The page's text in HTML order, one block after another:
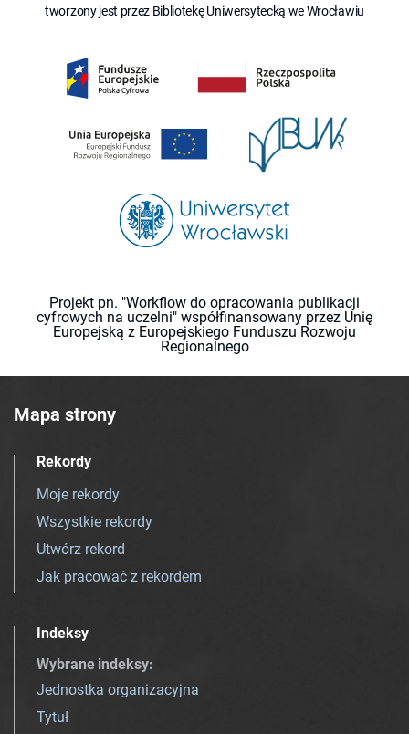
tworzony jest przez Bibliotekę Uniwersytecką we Wrocławiu
Projekt pn. "Workflow do opracowania publikacji
cyfrowych na uczelni" współfinansowany przez Unię
Europejską z Europejskiego Funduszu Rozwoju
Regionalnego
Mapa strony
Rekordy
Moje rekordy
Wszystkie rekordy
Utwórz rekord
Jak pracować z rekordem
Indeksy
Wybrane indeksy:
Jednostka organizacyjna
Tytuł